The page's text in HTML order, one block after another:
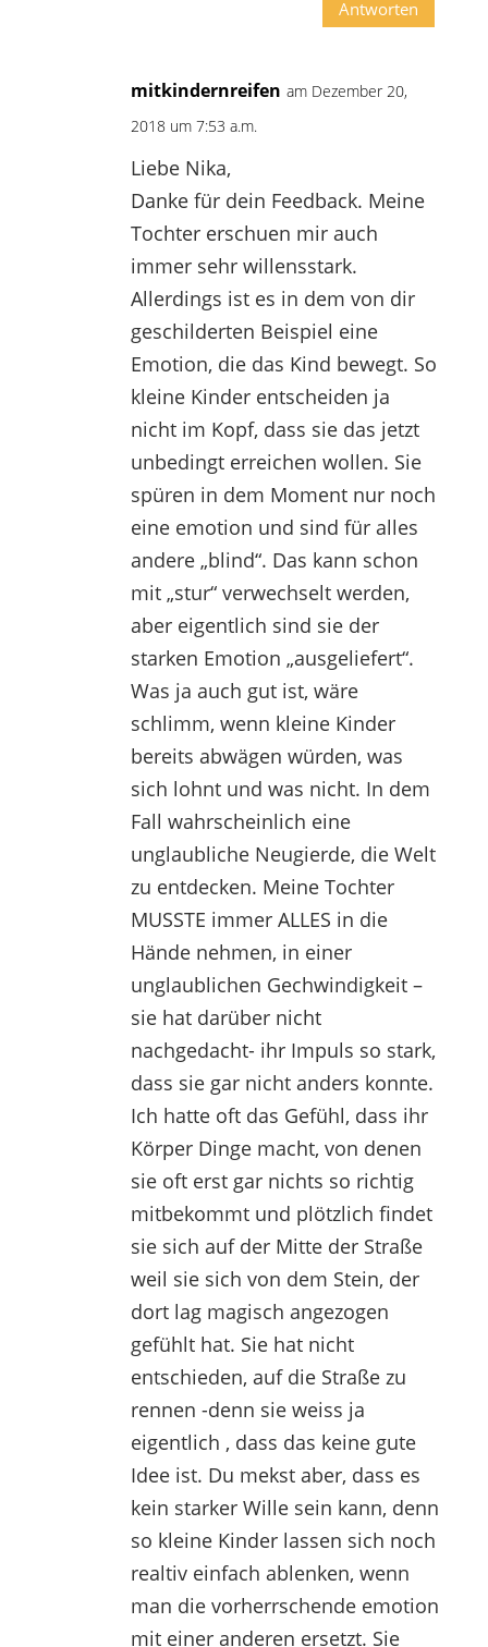
Antworten
mitkindernreifen am Dezember 20,
2018 um 7:53 a.m.
Liebe Nika,
Danke für dein Feedback. Meine
Tochter erschuen mir auch
immer sehr willensstark.
Allerdings ist es in dem von dir
geschilderten Beispiel eine
Emotion, die das Kind bewegt. So
kleine Kinder entscheiden ja
nicht im Kopf, dass sie das jetzt
unbedingt erreichen wollen. Sie
spüren in dem Moment nur noch
eine emotion und sind für alles
andere „blind“. Das kann schon
mit „stur“ verwechselt werden,
aber eigentlich sind sie der
starken Emotion „ausgeliefert“.
Was ja auch gut ist, wäre
schlimm, wenn kleine Kinder
bereits abwägen würden, was
sich lohnt und was nicht. In dem
Fall wahrscheinlich eine
unglaubliche Neugierde, die Welt
zu entdecken. Meine Tochter
MUSSTE immer ALLES in die
Hände nehmen, in einer
unglaublichen Gechwindigkeit –
sie hat darüber nicht
nachgedacht- ihr Impuls so stark,
dass sie gar nicht anders konnte.
Ich hatte oft das Gefühl, dass ihr
Körper Dinge macht, von denen
sie oft erst gar nichts so richtig
mitbekommt und plötzlich findet
sie sich auf der Mitte der Straße
weil sie sich von dem Stein, der
dort lag magisch angezogen
gefühlt hat. Sie hat nicht
entschieden, auf die Straße zu
rennen -denn sie weiss ja
eigentlich , dass das keine gute
Idee ist. Du mekst aber, dass es
kein starker Wille sein kann, denn
so kleine Kinder lassen sich noch
realtiv einfach ablenken, wenn
man die vorherrschende emotion
mit einer anderen ersetzt. Sie